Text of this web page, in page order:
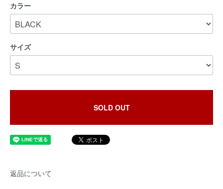
カラー
サイズ
SOLD OUT
返品について